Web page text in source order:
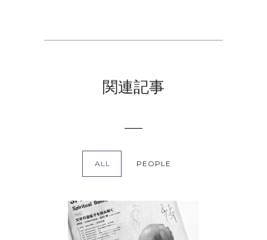
関連記事
ALL PEOPLE
白川静